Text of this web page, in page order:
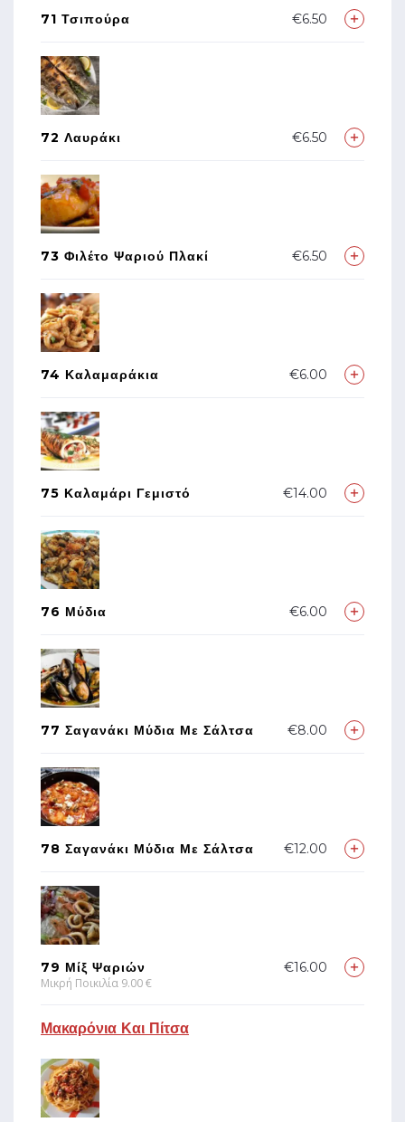
71 Τσιπούρα €6.50
72 Λαυράκι €6.50
73 Φιλέτο Ψαριού Πλακί €6.50
74 Καλαμαράκια €6.00
75 Καλαμάρι Γεμιστό €14.00
76 Μύδια €6.00
77 Σαγανάκι Μύδια Με Σάλτσα €8.00
78 Σαγανάκι Μύδια Με Σάλτσα €12.00
79 Μίξ Ψαριών
Μικρή Ποικιλία 9.00 €
€16.00
Μακαρόνια Και Πίτσα